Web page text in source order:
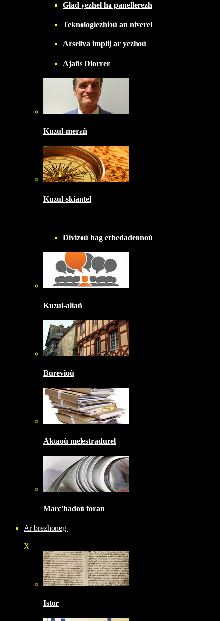
Glad yezhel ha panellerezh
Teknologiezhioù an niverel
Arsellva implij ar yezhoù
Ajañs Diorren
Kuzul-merañ
Kuzul-skiantel
Divizoù hag erbedadennoù
Kuzul-aliañ
Burevioù
Aktaoù melestradurel
Marc'hadoù foran
Ar brezhoneg
X
Istor